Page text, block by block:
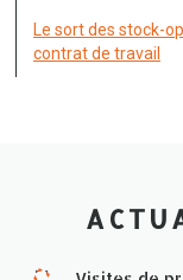
Le sort des stock-
contrat de travail